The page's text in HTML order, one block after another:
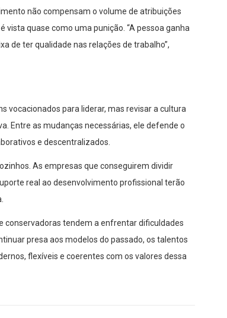
não compensam o volume de atribuições
quase como uma punição. “A pessoa ganha
de ter qualidade nas relações de trabalho”,
vocacionados para liderar, mas revisar a cultura
Entre as mudanças necessárias, ele defende o
e descentralizados.
As empresas que conseguirem dividir
real ao desenvolvimento profissional terão
conservadoras tendem a enfrentar dificuldades
presa aos modelos do passado, os talentos
flexíveis e coerentes com os valores dessa